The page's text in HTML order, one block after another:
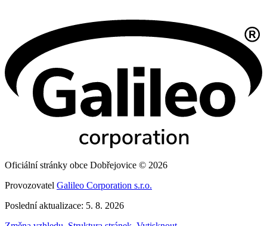
Oficiální stránky obce Dobřejovice © 2026
Provozovatel Galileo Corporation s.r.o.
Poslední aktualizace: 5. 8. 2026